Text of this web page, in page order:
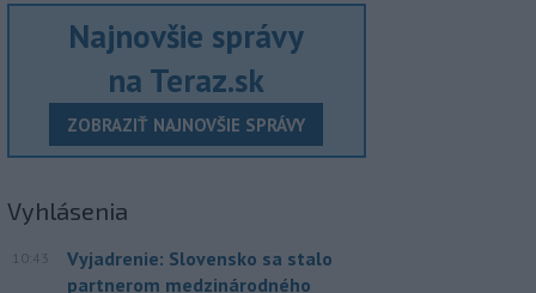
Najnovšie správy
na Teraz.sk
ZOBRAZIŤ NAJNOVŠIE SPRÁVY
Vyhlásenia
10:43
Vyjadrenie: Slovensko sa stalo
partnerom medzinárodného